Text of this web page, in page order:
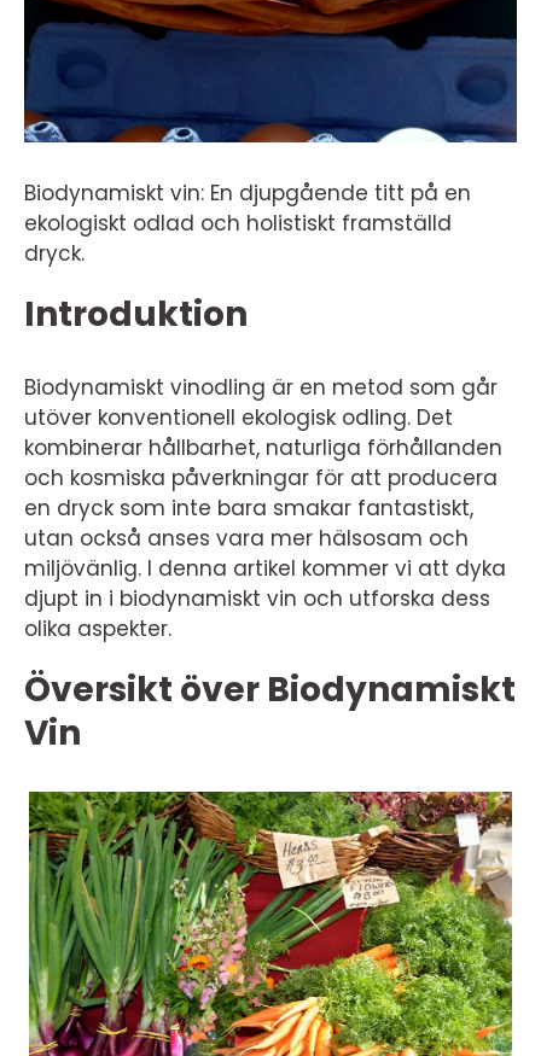
Biodynamiskt vin: En djupgående titt på en
ekologiskt odlad och holistiskt framställd
dryck.
Introduktion
Biodynamiskt vinodling är en metod som går
utöver konventionell ekologisk odling. Det
kombinerar hållbarhet, naturliga förhållanden
och kosmiska påverkningar för att producera
en dryck som inte bara smakar fantastiskt,
utan också anses vara mer hälsosam och
miljövänlig. I denna artikel kommer vi att dyka
djupt in i biodynamiskt vin och utforska dess
olika aspekter.
Översikt över Biodynamiskt
Vin